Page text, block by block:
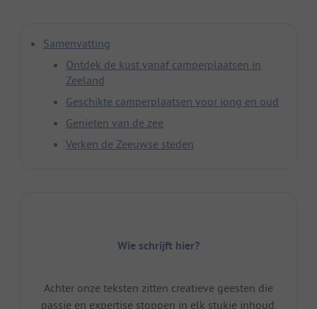
Samenvatting
Ontdek de kust vanaf camperplaatsen in
Zeeland
Geschikte camperplaatsen voor jong en oud
Genieten van de zee
Verken de Zeeuwse steden
Wie schrijft hier?
Achter onze teksten zitten creatieve geesten die
passie en expertise stoppen in elk stukje inhoud.